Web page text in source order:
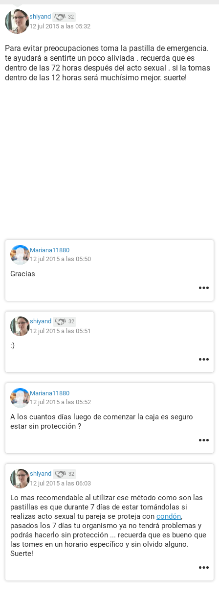
shiyand 32
12 jul 2015 a las 05:32
Para evitar preocupaciones toma la pastilla de emergencia.
te ayudará a sentirte un poco aliviada . recuerda que es
dentro de las 72 horas después del acto sexual . si la tomas
dentro de las 12 horas será muchísimo mejor. suerte!
Mariana11880
12 jul 2015 a las 05:50
Gracias
shiyand 32
12 jul 2015 a las 05:51
:)
Mariana11880
12 jul 2015 a las 05:52
A los cuantos días luego de comenzar la caja es seguro
estar sin protección ?
shiyand 32
12 jul 2015 a las 06:03
Lo mas recomendable al utilizar ese método como son las
pastillas es que durante 7 días de estar tomándolas si
realizas acto sexual tu pareja se proteja con condón,
pasados los 7 días tu organismo ya no tendrá problemas y
podrás hacerlo sin protección ... recuerda que es bueno que
las tomes en un horario específico y sin olvido alguno.
Suerte!